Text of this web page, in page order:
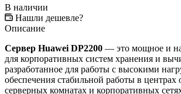
В наличии
Нашли дешевле?
Описание
Сервер Huawei DP2200 — это мощное и
для корпоративных систем хранения и
разработанное для работы с высокими
обеспечения стабильной работы в
серверных комнатах и корпоративных